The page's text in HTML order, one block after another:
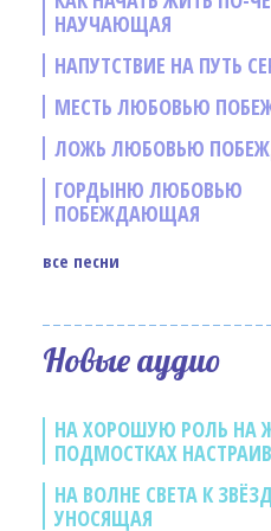
НАУЧАЮЩАЯ
НАПУТСТВИЕ НА ПУТЬ
МЕСТЬ ЛЮБОВЬЮ
ЛОЖЬ ЛЮБОВЬЮ
ГОРДЫНЮ ЛЮБОВЬЮ
ПОБЕЖДАЮЩАЯ
все песни
Новые аудио
НА ХОРОШУЮ РОЛЬ НА
ПОДМОСТКАХ
НА ВОЛНЕ СВЕТА К
УНОСЯЩАЯ